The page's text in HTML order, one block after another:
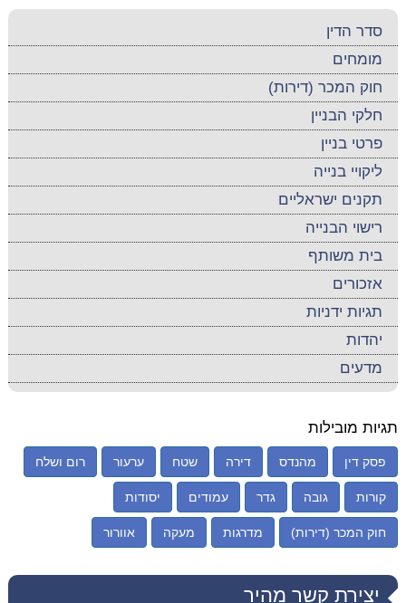
סדר הדין
מומחים
חוק המכר (דירות)
חלקי הבניין
פרטי בניין
ליקויי בנייה
תקנים ישראליים
רישוי הבנייה
בית משותף
אזכורים
תגיות ידניות
יהדות
מדעים
תגיות מובילות
פסק דין מהנדס דירה שטח ערעור רום ושלח
קורות גובה גדר עמודים יסודות
חוק המכר (דירות) מדרגות מעקה אוורור
יצירת קשר מהיר